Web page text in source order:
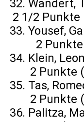
32.
2 1/2 Punkte
33.
2 Punkte
34.
2 Punkte
35. Tas,
2 Punkte
36.